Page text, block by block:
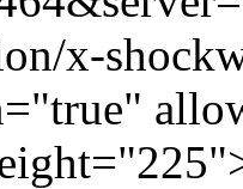
x-